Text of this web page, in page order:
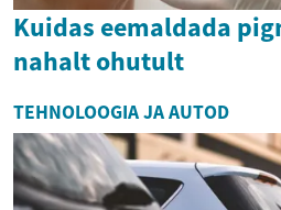
Kuidas eemaldada
nahalt ohutult
TEHNOLOOGIA JA AUTOD